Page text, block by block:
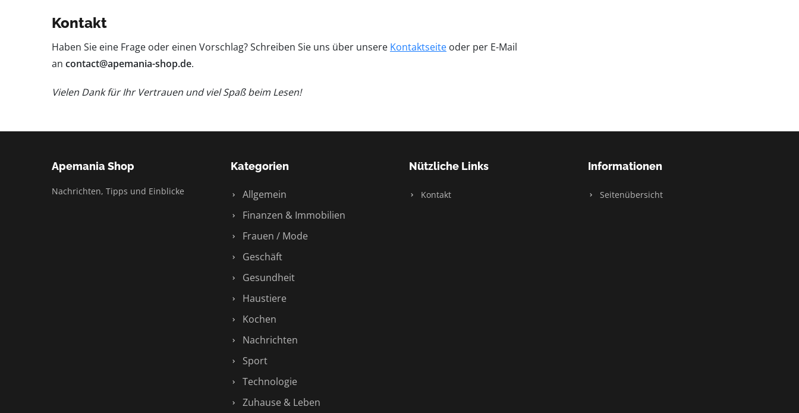
Kontakt
Haben Sie eine Frage oder einen Vorschlag? Schreiben Sie uns über unsere Kontaktseite oder per E-Mail
an contact@apemania-shop.de.
Vielen Dank für Ihr Vertrauen und viel Spaß beim Lesen!
Apemania Shop
Nachrichten, Tipps und Einblicke
Kategorien
Allgemein
Finanzen & Immobilien
Frauen / Mode
Geschäft
Gesundheit
Haustiere
Kochen
Nachrichten
Sport
Technologie
Zuhause & Leben
Nützliche Links
Kontakt
Informationen
Seitenübersicht